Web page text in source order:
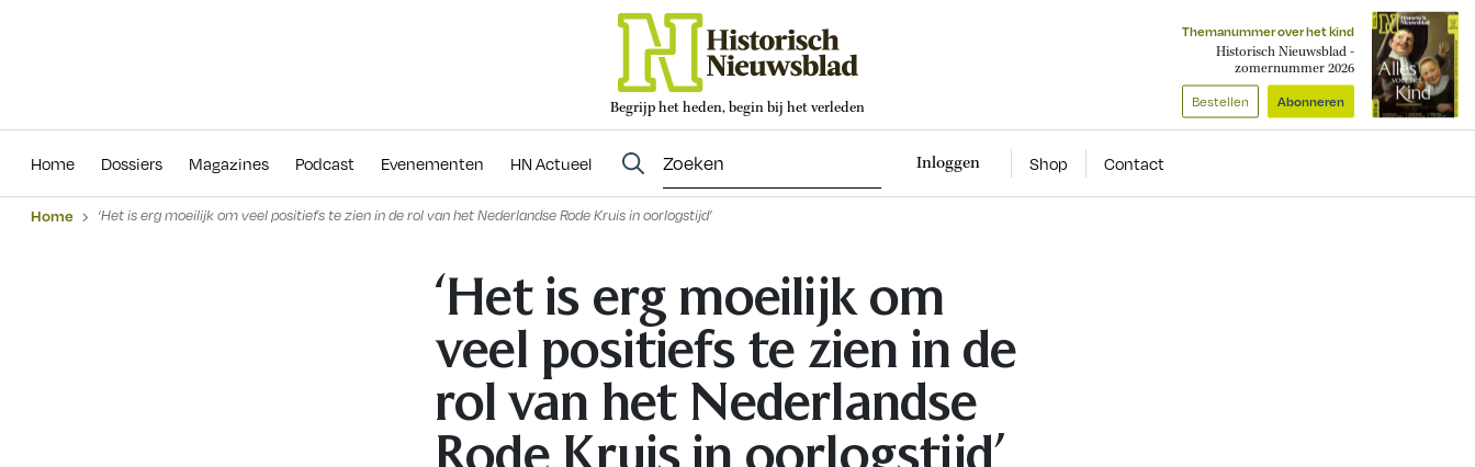
Begrijp het heden, begin bij het verleden
Themanummer over het kind
Historisch Nieuwsblad -
zomernummer 2026
Bestellen Abonneren
Home Dossiers Magazines Podcast Evenementen HN Actueel Inloggen Shop Contact
Evenementen
Home ‘Het is erg moeilijk om veel positiefs te zien in de rol van het Nederlandse Rode Kruis in oorlogstijd’
‘Het is erg moeilijk om
veel positiefs te zien in de
rol van het Nederlandse
Rode Kruis in oorlogstijd’